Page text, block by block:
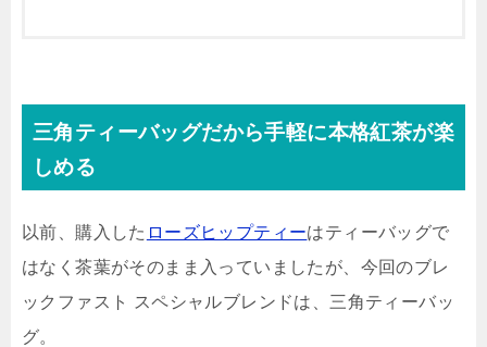
三角ティーバッグだから手軽に本格紅茶が楽
しめる
以前、購入した ローズヒップティーはティーバッグで
はなく茶葉がそのまま入っていましたが、今回のブレ
ックファスト スペシャルブレンドは、三角ティーバッ
グ。